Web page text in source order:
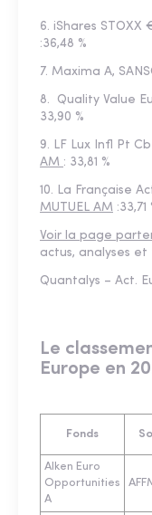
6. iShares STOXX
:36,48 %
7. Maxima A,
8. Quality Value
33,90 %
9. LF Lux Infl Pt
AM : 33,81 %
10. La Française
MUTUEL AM :33,71
Voir la page
actus, analyses et
Quantalys – Act.
Le
Europe en
Fonds
Alken Euro
Opportunities
A